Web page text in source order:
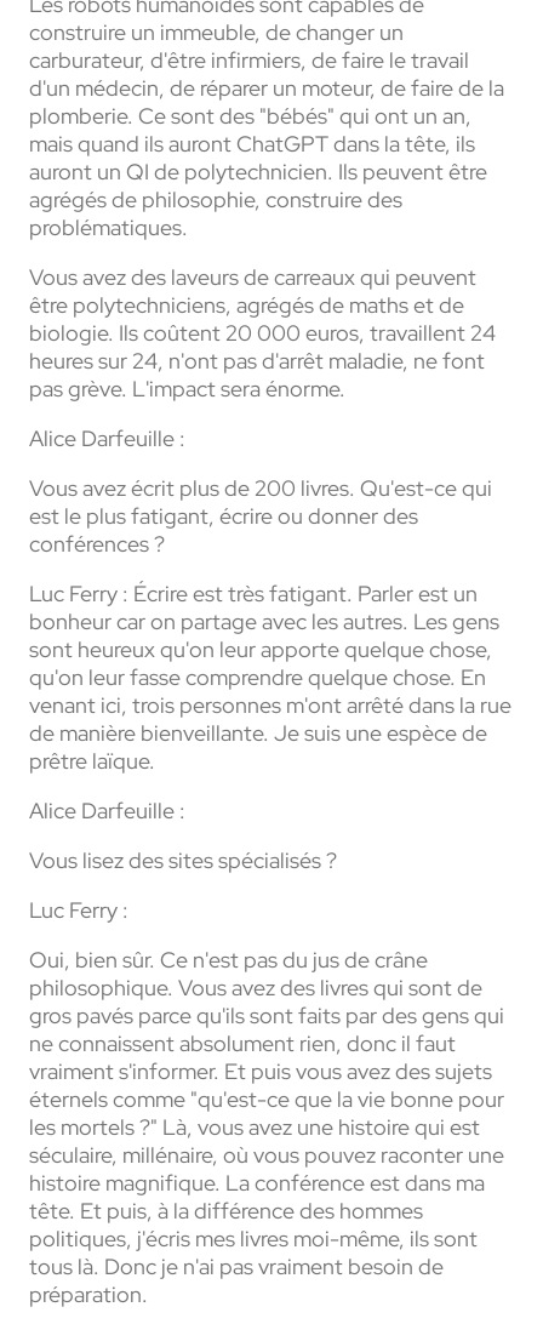
construire un immeuble, de changer un
carburateur, d'être infirmiers, de faire le travail
d'un médecin, de réparer un moteur, de faire de la
plomberie. Ce sont des "bébés" qui ont un an,
mais quand ils auront ChatGPT dans la tête, ils
auront un QI de polytechnicien. Ils peuvent être
agrégés de philosophie, construire des
problématiques.
Vous avez des laveurs de carreaux qui peuvent
être polytechniciens, agrégés de maths et de
biologie. Ils coûtent 20 000 euros, travaillent 24
heures sur 24, n'ont pas d'arrêt maladie, ne font
pas grève. L'impact sera énorme.
Alice Darfeuille :
Vous avez écrit plus de 200 livres. Qu'est-ce qui
est le plus fatigant, écrire ou donner des
conférences ?
Luc Ferry : Écrire est très fatigant. Parler est un
bonheur car on partage avec les autres. Les gens
sont heureux qu'on leur apporte quelque chose,
qu'on leur fasse comprendre quelque chose. En
venant ici, trois personnes m'ont arrêté dans la rue
de manière bienveillante. Je suis une espèce de
prêtre laïque.
Alice Darfeuille :
Vous lisez des sites spécialisés ?
Luc Ferry :
Oui, bien sûr. Ce n'est pas du jus de crâne
philosophique. Vous avez des livres qui sont de
gros pavés parce qu'ils sont faits par des gens qui
ne connaissent absolument rien, donc il faut
vraiment s'informer. Et puis vous avez des sujets
éternels comme "qu'est-ce que la vie bonne pour
les mortels ?" Là, vous avez une histoire qui est
séculaire, millénaire, où vous pouvez raconter une
histoire magnifique. La conférence est dans ma
tête. Et puis, à la différence des hommes
politiques, j'écris mes livres moi-même, ils sont
tous là. Donc je n'ai pas vraiment besoin de
préparation.